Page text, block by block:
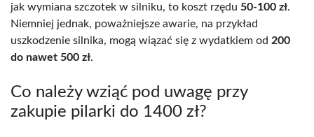
jak wymiana szczotek w silniku, to koszt rzędu 50-100 zł.
Niemniej jednak, poważniejsze awarie, na przykład
uszkodzenie silnika, mogą wiązać się z wydatkiem od 200
do nawet 500 zł.
Co należy wziąć pod uwagę przy
zakupie pilarki do 1400 zł?